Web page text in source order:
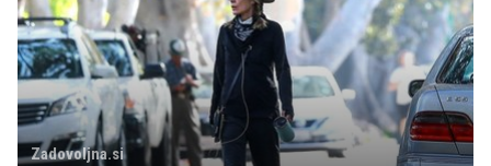
Zadovoljna.si